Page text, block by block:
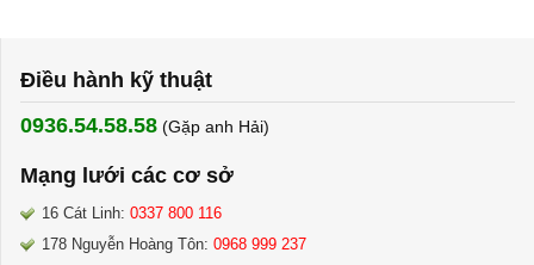
Điều hành kỹ thuật
0936.54.58.58 (Gặp anh Hải) ​
Mạng lưới các cơ sở
16 Cát Linh: 0337 800 116
178 Nguyễn Hoàng Tôn: 0968 999 237